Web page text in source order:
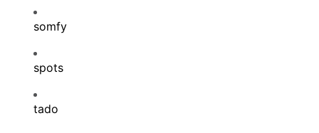
somfy
spots
tado